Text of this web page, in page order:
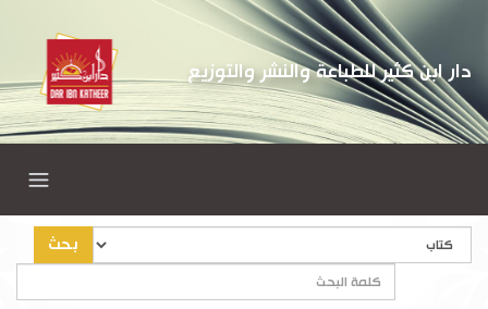
دار ابن كثير للطباعة والنشر والتوزيع
بحث